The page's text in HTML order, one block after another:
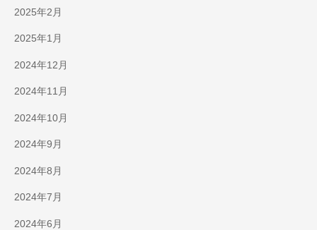
2025年2月
2025年1月
2024年12月
2024年11月
2024年10月
2024年9月
2024年8月
2024年7月
2024年6月